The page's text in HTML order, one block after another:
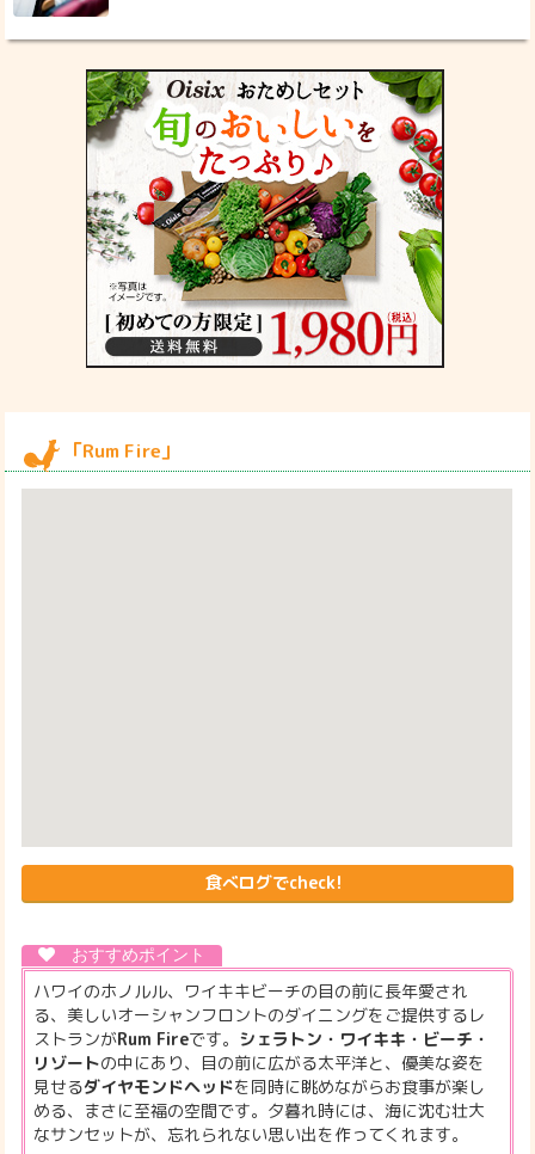
「Rum Fire」
食べログでcheck!
ハワイのホノルル、ワイキキビーチの目の前に長年愛され
る、美しいオーシャンフロントのダイニングをご提供するレ
ストランがRum Fireです。 シェラトン・ワイキキ・ビーチ・
リゾートの中にあり、目の前に広がる太平洋と、優美な姿を
見せるダイヤモンドヘッドを同時に眺めながらお食事が楽し
める、まさに至福の空間です。夕暮れ時には、海に沈む壮大
なサンセットが、忘れられない思い出を作ってくれます。